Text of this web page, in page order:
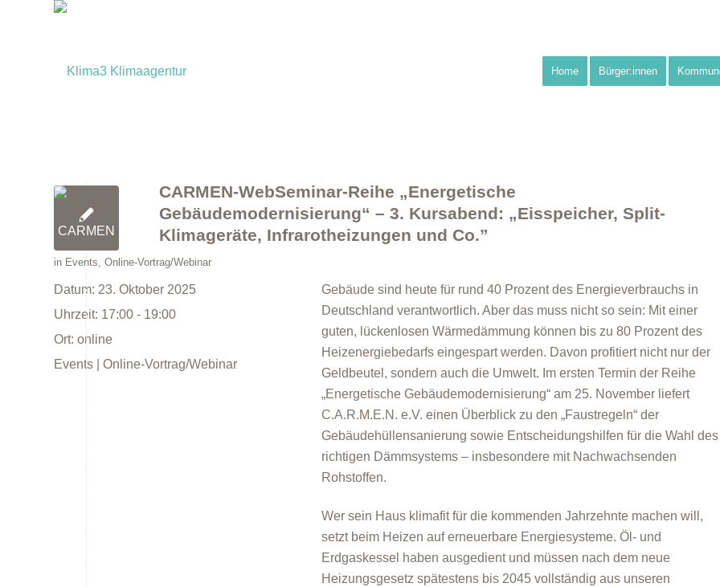
Home Bürger:innen
CARMEN-WebSeminar-Reihe „Energetische
Gebäudemodernisierung“ – 3. Kursabend: „Eisspeicher, Split-
Klimageräte, Infrarotheizungen und Co.”
in Events, Online-Vortrag/Webinar
Datum: 23. Oktober 2025
Uhrzeit: 17:00 - 19:00
Ort: online
Events | Online-Vortrag/Webinar
Gebäude sind heute für rund 40 Prozent des Energieverbrauchs in
Deutschland verantwortlich. Aber das muss nicht so sein: Mit einer
guten, lückenlosen Wärmedämmung können bis zu 80 Prozent des
Heizenergiebedarfs eingespart werden. Davon profitiert nicht nur der
Geldbeutel, sondern auch die Umwelt. Im ersten Termin der Reihe
„Energetische Gebäudemodernisierung“ am 25. November liefert
C.A.R.M.E.N. e.V. einen Überblick zu den „Faustregeln“ der
Gebäudehüllensanierung sowie Entscheidungshilfen für die Wahl des
richtigen Dämmsystems – insbesondere mit Nachwachsenden
Rohstoffen.
Wer sein Haus klimafit für die kommenden Jahrzehnte machen will,
setzt beim Heizen auf erneuerbare Energiesysteme. Öl- und
Erdgaskessel haben ausgedient und müssen nach dem neue
Heizungsgesetz spätestens bis 2045 vollständig aus unseren